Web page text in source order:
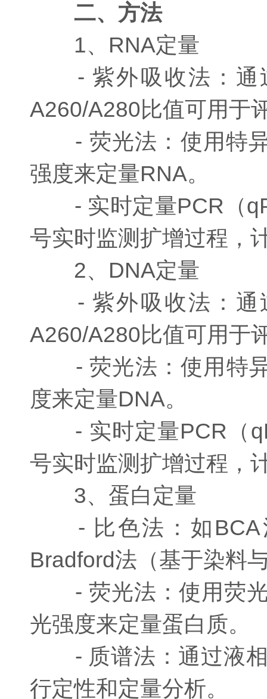
二、方法
1、RNA定量
- 紫外吸收法：通过
A260/A280比值可用于
- 荧光法：使用特异
强度来定量RNA。
- 实时定量PCR（
号实时监测扩增过程，
2、DNA定量
- 紫外吸收法：通过
A260/A280比值可用于
- 荧光法：使用特异
度来定量DNA。
- 实时定量PCR（
号实时监测扩增过程，
3、蛋白定量
- 比色法：如BCA
Bradford法（基于染料
- 荧光法：使用荧光
光强度来定量蛋白质。
- 质谱法：通过液相
行定性和定量分析。